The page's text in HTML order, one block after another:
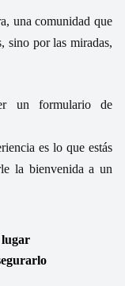
una comunidad que
sino por las miradas,
un formulario de
es lo que estás
la bienvenida a un
lugar